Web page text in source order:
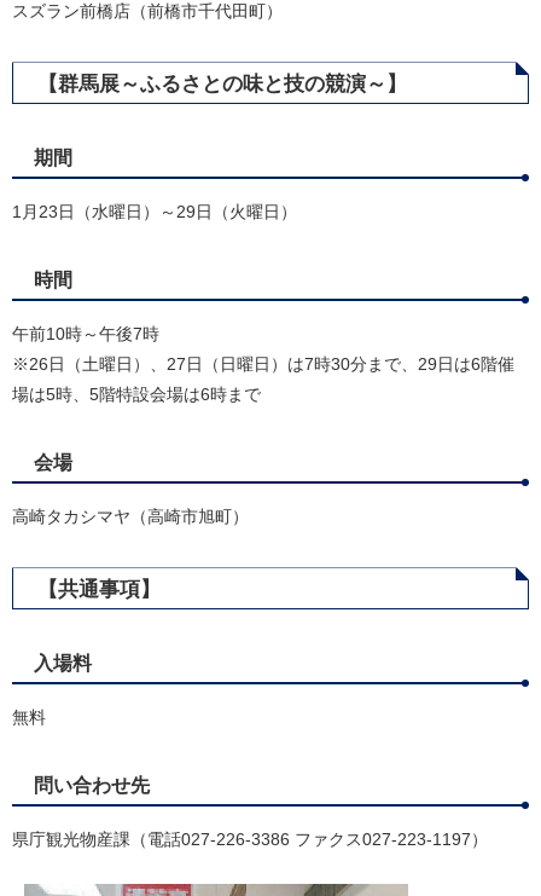
スズラン前橋店（前橋市千代田町）
【群馬展～ふるさとの味と技の競演～】
期間
1月23日（水曜日）～29日（火曜日）
時間
午前10時～午後7時
※26日（土曜日）、27日（日曜日）は7時30分まで、29日は6階催
場は5時、5階特設会場は6時まで
会場
高崎タカシマヤ（高崎市旭町）
【共通事項】
入場料
無料
問い合わせ先
県庁観光物産課（電話027-226-3386 ファクス027-223-1197）